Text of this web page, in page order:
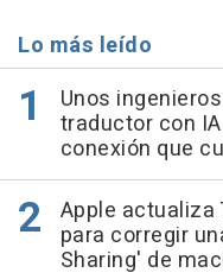
Lo más leído
Unos
traductor con
conexión que
Apple actualiza
para corregir
Sharing' de